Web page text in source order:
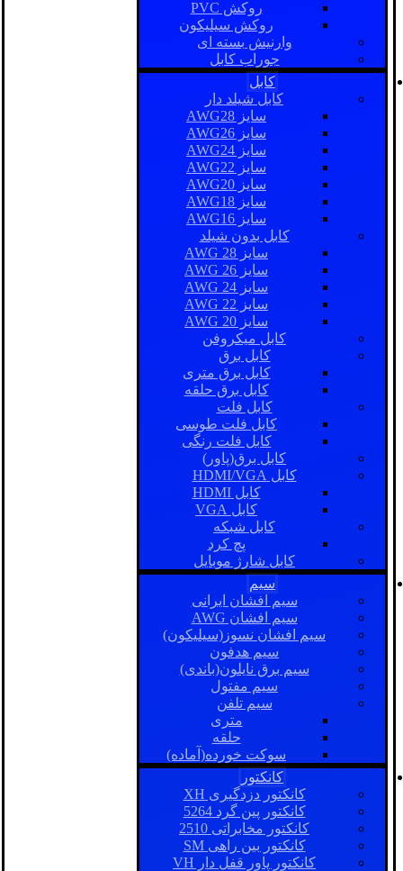
روکش PVC
روکش سیلیکون
وارنیش بسته ای
جوراب کابل
کابل
کابل شیلد دار
سایز AWG28
سایز AWG26
سایز AWG24
سایز AWG22
سایز AWG20
سایز AWG18
سایز AWG16
کابل بدون شیلد
سایز AWG 28
سایز AWG 26
سایز AWG 24
سایز AWG 22
سایز AWG 20
کابل میکروفن
کابل برق
کابل برق متری
کابل برق حلقه
کابل فلت
کابل فلت طوسی
کابل فلت رنگی
کابل برق(پاور)
کابل HDMI/VGA
کابل HDMI
کابل VGA
کابل شبکه
پچ کرد
کابل شارژ موبایل
سیم
سیم افشان ایرانی
سیم افشان AWG
سیم افشان نسوز(سیلیکون)
سیم هدفون
سیم برق نایلون(باندی)
سیم مفتول
سیم تلفن
متری
حلقه
سوکت خورده(آماده)
کانکتور
کانکتور دزدگیری XH
کانکتور پین گرد 5264
کانکتور مخابراتی 2510
کانکتور بین راهی SM
کانکتور پاور قفل دار VH